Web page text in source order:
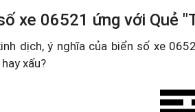
xe 06521 ứng với Quẻ
dịch, ý nghĩa của biển số xe
xấu?